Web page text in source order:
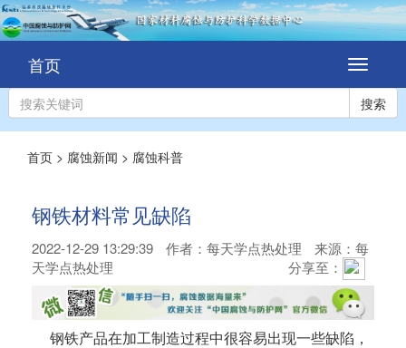
切
换
导
航
首页
搜索
首页 > 腐蚀新闻 > 腐蚀科普
钢铁材料常见缺陷
2022-12-29 13:29:39 作者： 每天学点热处理
来源：每
天学点热处理
分享至：
钢铁产品在加工制造过程中很容易出现一些缺陷，